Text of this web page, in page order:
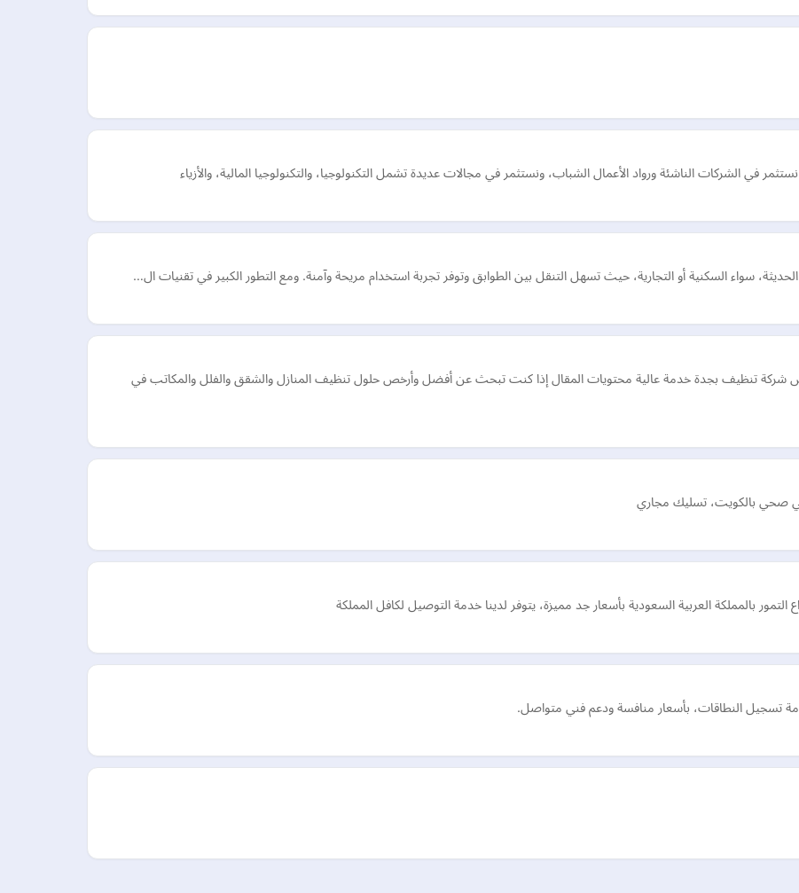
سواء السكنية أو التجارية، حيث تسهل التنقل بين الطوابق وتوفر تجربة استخدام مريحة وآمنة. ومع التطور الكبير في تقنيات ال…
شركة تنظيف بجدة خدمة عالية محتويات المقال إذا كنت تبحث عن أفضل وأرخص حلول تنظيف المنازل والشقق والفلل والمكاتب في
صحي بالكويت، تسليك مجاري
بالمملكة العربية السعودية بأسعار جد مميزة، يتوفر لدينا خدمة التوصيل لكافل المملكة
تسجيل النطاقات، بأسعار منافسة ودعم فني متواصل.